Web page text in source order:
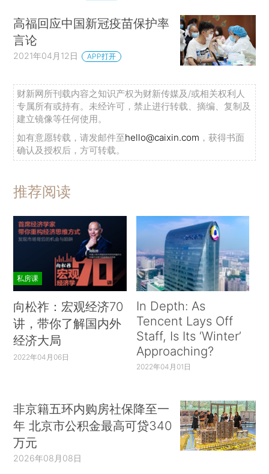
高福回应中国新冠疫苗保护率
言论
2021年04月12日 APP打开
财新网所刊载内容之知识产权为财新传媒及/或相关权利人
专属所有或持有。未经许可，禁止进行转载、摘编、复制及
建立镜像等任何使用。
如有意愿转载，请发邮件至hello@caixin.com ，获得书面
确认及授权后，方可转载。
推荐阅读
私房课
向松祚：宏观经济70
讲，带你了解国内外
经济大局
2022年04月06日
In Depth: As
Tencent Lays Off
Staff, Is Its ‘Winter’
Approaching?
2022年04月01日
非京籍五环内购房社保降至一
年 北京市公积金最高可贷340
万元
2026年08月08日